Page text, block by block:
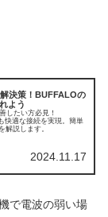
決策！BUFFALOの
よう
したい方必見！
快適な接続を実現。簡単
解説します。
2024.11.17
で電波の弱い場